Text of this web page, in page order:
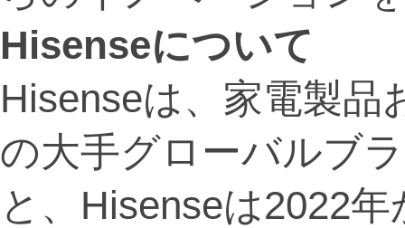
Hisenseについて
Hisenseは、家電製品
の大手グローバルブ
と、Hisenseは2022